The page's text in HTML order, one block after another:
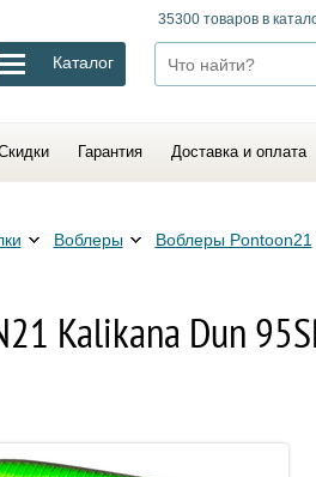
Каталог
35300 товаров в
Гарантия Доставка и оплата
Воблеры Воблеры Pontoon21
Kalikana Dun